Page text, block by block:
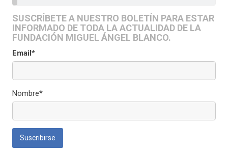
SUSCRÍBETE A NUESTRO BOLETÍN PARA ESTAR
INFORMADO DE TODA LA ACTUALIDAD DE LA
FUNDACIÓN MIGUEL ÁNGEL BLANCO.
Email*
Nombre*